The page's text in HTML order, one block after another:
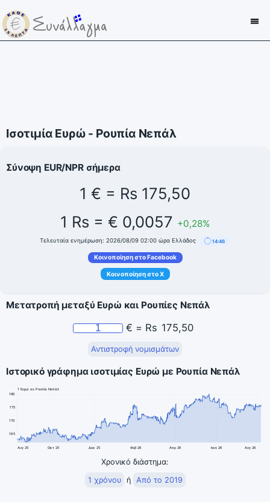
Ισοτιμία Ευρώ - Ρουπία Νεπάλ
Σύνοψη EUR/NPR σήμερα
1 € = Rs 175,50
1 Rs = € 0,0057 +0,28%
Τελευταία ενημέρωση: 2026/08/09 02:00 ώρα Ελλάδος 14:45
Κοινοποίηση στο Facebook
Κοινοποίηση στο X
Μετατροπή μεταξύ Ευρώ και Ρουπίες Νεπάλ
€ = Rs 175,50
Αντιστροφή νομισμάτων
Ιστορικό γράφημα ισοτιμίας Ευρώ με Ρουπία Νεπάλ
165
170
175
180
Αυγ 25 Οκτ 25 Δεκ 25 Φεβ 26 Απρ 26 Ιουν 26 Αυγ 26
1 Ευρώ σε Ρουπία Νεπάλ
Χρονικό διάστημα:
1 χρόνου
ή Από το 2019